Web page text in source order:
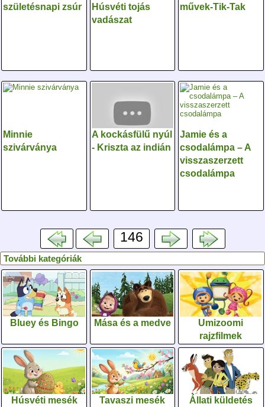
születésnapi zsúr
Húsvéti tojás
vadászat
művek-Tik-Tak
Minnie
szivárványa
A kockásfülű nyúl
- Kriszta az indián
Jamie és a
csodalámpa – A
visszaszerzett
csodalámpa
146
További kategóriák
Bluey és Bingo Mása és a medve
Umizoomi
rajzfilmek
Húsvéti mesék Tavaszi mesék Állati küldetés